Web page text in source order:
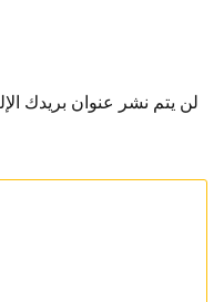
لن يتم نشر عنوان بريدك